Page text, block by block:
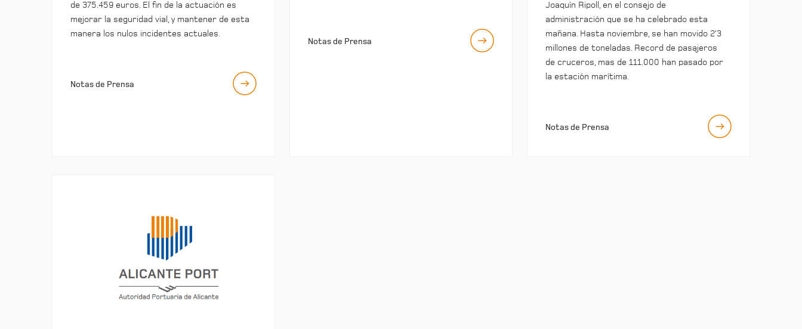
de 375.459 euros. El fin de la actuación es
mejorar la seguridad vial, y mantener de esta
manera los nulos incidentes actuales.
Notas de Prensa
Notas de Prensa
Joaquín Ripoll, en el consejo de
administración que se ha celebrado esta
mañana. Hasta noviembre, se han movido 2’3
millones de toneladas. Record de pasajeros
de cruceros, mas de 111.000 han pasado por
la estación marítima.
Notas de Prensa